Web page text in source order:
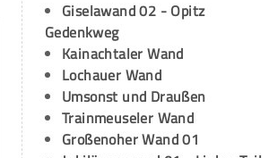
Giselawand 02 - Opitz
Gedenkweg
Kainachtaler Wand
Lochauer Wand
Umsonst und Draußen
Trainmeuseler Wand
Großenoher Wand 01